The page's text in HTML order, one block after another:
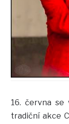
16. června se
tradiční akce